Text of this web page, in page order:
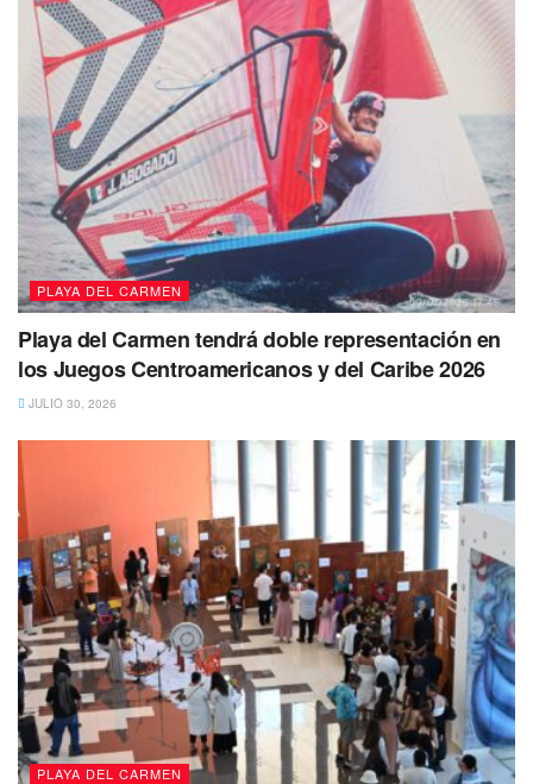
precisó
También te puede interesar Leer
PLAYA DEL CARMEN
Playa del Carmen tendrá doble representación en
los Juegos Centroamericanos y del Caribe 2026
JULIO 30, 2026
PLAYA DEL CARMEN